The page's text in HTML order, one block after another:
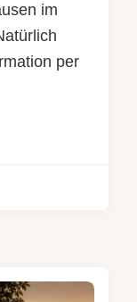
im
per